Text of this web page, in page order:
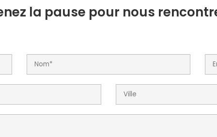
la pause pour nous